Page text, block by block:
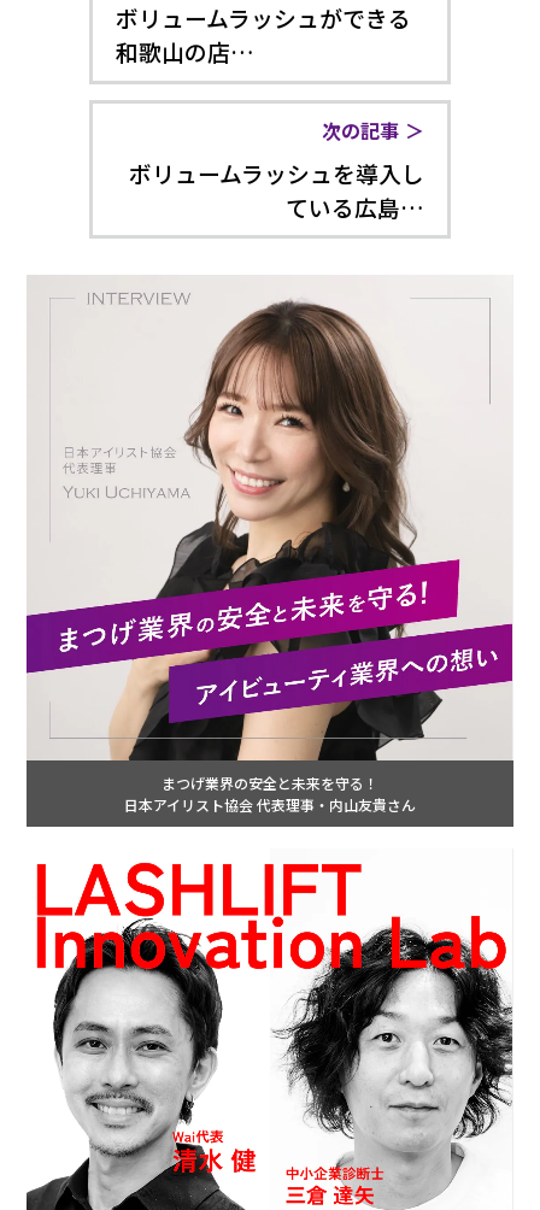
ボリュームラッシュができる
和歌山の店…
次の記事
ボリュームラッシュを導入し
ている広島…
まつげ業界の安全と未来を守る！
日本アイリスト協会 代表理事・内山友貴さん